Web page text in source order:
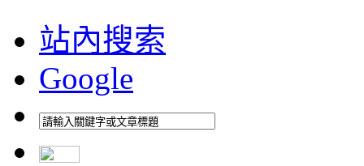
站內搜索
Google